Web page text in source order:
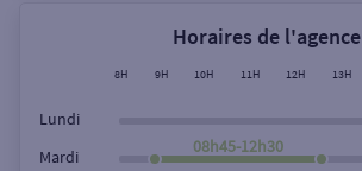
Rechercher
Horaires de l'agence
8H 9H 10H 11H 12H 13H
Lundi
Mardi
08h45-12h30